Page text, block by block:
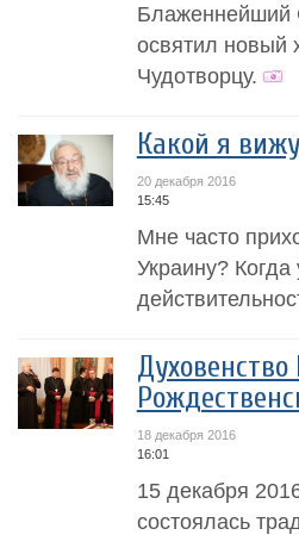
Блаженнейший
освятил
Чудотворцу.
Какой я
20 декабря 2016
15:45
Мне часто
Украину?
18 декабря 2016
16:01
15 декабря
состоялась